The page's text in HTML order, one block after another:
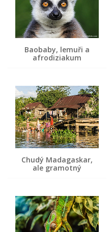
Baobaby, lemuři a
afrodiziakum
Chudý Madagaskar,
ale gramotný